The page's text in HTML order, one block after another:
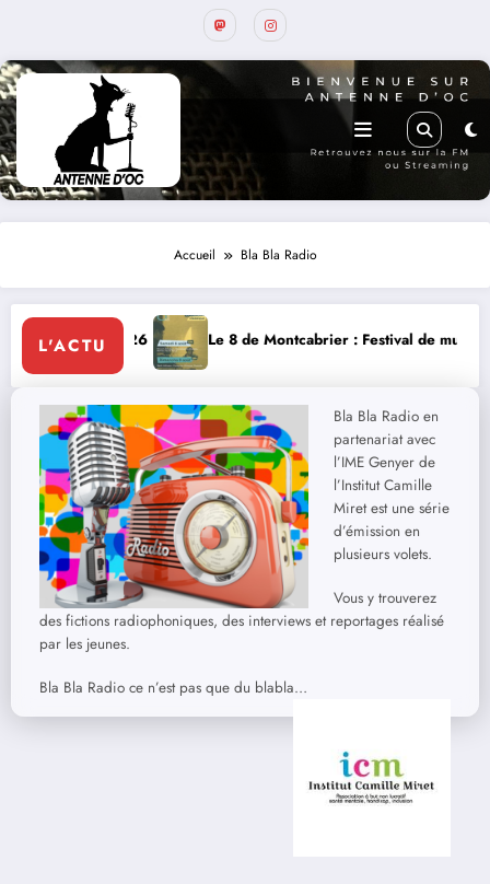
Accueil Bla Bla Radio
L'ACTULe 8 de Montcabrier : Festival de musique classique le 8
Bla Bla Radio en
partenariat avec
l’IME Genyer de
l’Institut Camille
Miret est une série
d’émission en
plusieurs volets.
Vous y trouverez
des fictions radiophoniques, des interviews et reportages réalisé
par les jeunes.
Bla Bla Radio ce n’est pas que du blabla…